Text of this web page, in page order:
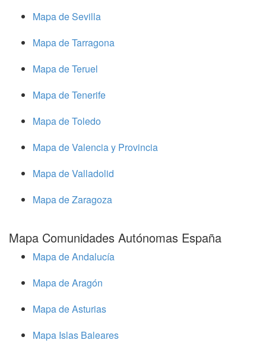
Mapa de Sevilla
Mapa de Tarragona
Mapa de Teruel
Mapa de Tenerife
Mapa de Toledo
Mapa de Valencia y Provincia
Mapa de Valladolid
Mapa de Zaragoza
Mapa Comunidades Autónomas España
Mapa de Andalucía
Mapa de Aragón
Mapa de Asturias
Mapa Islas Baleares